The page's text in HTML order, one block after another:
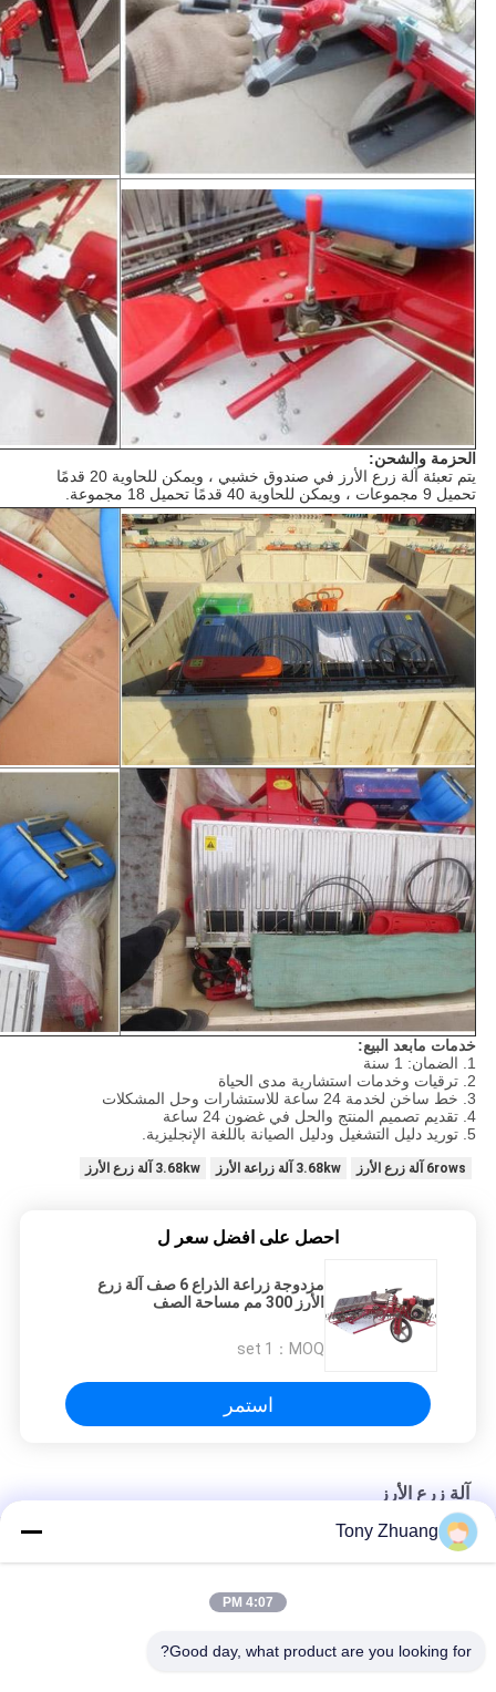
الحزمة والشحن:
يتم تعبئة آلة زرع الأرز في صندوق خشبي ، ويمكن للحاوية 20 قدمًا
تحميل 9 مجموعات ، ويمكن للحاوية 40 قدمًا تحميل 18 مجموعة.
خدمات مابعد البيع:
1. الضمان: 1 سنة
2. ترقيات وخدمات استشارية مدى الحياة
3. خط ساخن لخدمة 24 ساعة للاستشارات وحل المشكلات
4. تقديم تصميم المنتج والحل في غضون 24 ساعة
5. توريد دليل التشغيل ودليل الصيانة باللغة الإنجليزية.
6rows آلة زرع الأرز 3.68kw آلة زراعة الأرز 3.68kw آلة زرع الأرز
احصل على افضل سعر ل
مزدوجة زراعة الذراع 6 صف آلة زرع
الأرز 300 مم مساحة الصف
MOQ：
1 set
استمر
آلة زرع الأرز
مزدوجة زراعة الذراع 6 صف آلة زرع الأرز 300 مم مساحة الصف
Tony Zhuang
4:07 PM
Good day, what product are you looking for?